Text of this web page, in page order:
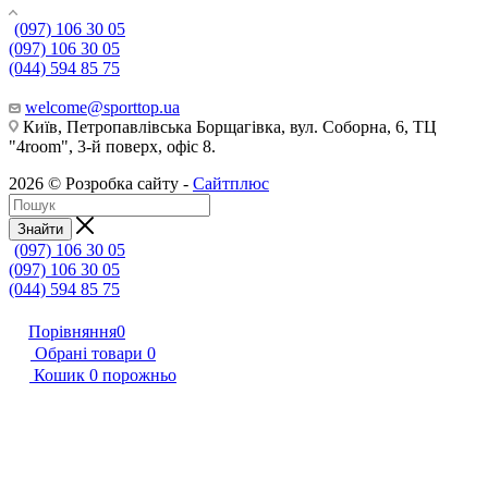
(097) 106 30 05
(097) 106 30 05
(044) 594 85 75
welcome@sporttop.ua
Київ, Петропавлівська Борщагівка, вул. Соборна, 6, ТЦ
"4room", 3-й поверх, офіс 8.
2026 © Розробка сайту - Сайтплюс
Знайти
(097) 106 30 05
(097) 106 30 05
(044) 594 85 75
Порівняння0
Обрані товари 0
Кошик 0 порожньо